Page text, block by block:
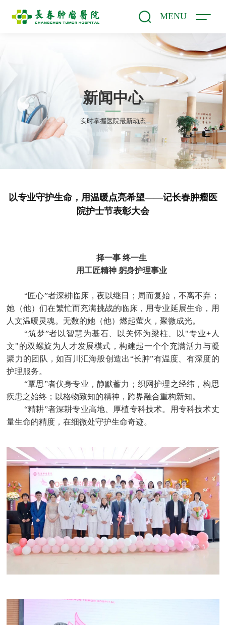
MENU
新闻中心
实时掌握医院最新动态
以专业守护生命，用温暖点亮希望——记长春肿瘤医
院护士节表彰大会
择一事 终一生
用工匠精神 躬身护理事业
“匠心”者深耕临床，夜以继日；周而复始，不离不弃；
她（他）们在繁忙而充满挑战的临床，用专业延展生命，用
人文温暖灵魂。无数的她（他）燃起萤火，聚微成光。
“筑梦”者以智慧为基石、以关怀为梁柱、以"专业+人
文"的双螺旋为人才发展模式，构建起一个个充满活力与凝
聚力的团队，如百川汇海般创造出“长肿”有温度、有深度的
护理服务。
“覃思”者伏身专业，静默蓄力；织网护理之经纬，构思
疾患之始终；以格物致知的精神，跨界融合重构新知。
“精耕”者深耕专业高地、厚植专科技术。用专科技术丈
量生命的精度，在细微处守护生命奇迹。